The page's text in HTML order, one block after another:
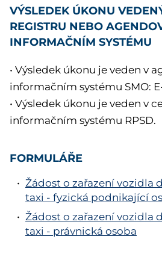
VÝSLEDEK ÚKONU
REGISTRU NEBO
INFORMAČNÍM SYSTÉMU
• Výsledek úkonu je veden v
informačním systému SMO:
• Výsledek úkonu je veden v
informačním systému RPSD.
FORMULÁŘE
Žádost o zařazení vozidla
taxi - fyzická podnikající
Žádost o zařazení vozidla
taxi - právnická osoba